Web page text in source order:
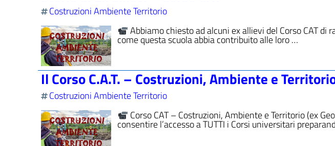
Costruzioni Ambiente Territorio
Abbiamo chiesto ad alcuni ex allievi del Corso CAT di
come questa scuola abbia contribuito alle loro …
Il Corso C.A.T. – Costruzioni, Ambiente e
Costruzioni Ambiente Territorio
Corso CAT – Costruzioni, Ambiente e Territorio (ex
consentire l’accesso a TUTTI i Corsi universitari